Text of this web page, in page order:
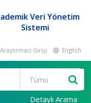
Veri Yönetim
Sistemi
Araştırmacı Girişi English
Detaylı Arama